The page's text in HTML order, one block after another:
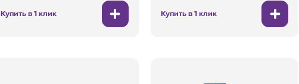
Купить в 1 клик Купить в 1 клик